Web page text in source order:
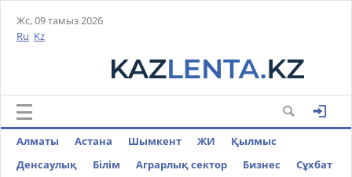
Жс, 09 тамыз 2026
Ru Kz
Алматы Астана Шымкент ЖИ
Қылмыс
Денсаулық
Білім Аграрлық сектор Бизнес
Cұхбат